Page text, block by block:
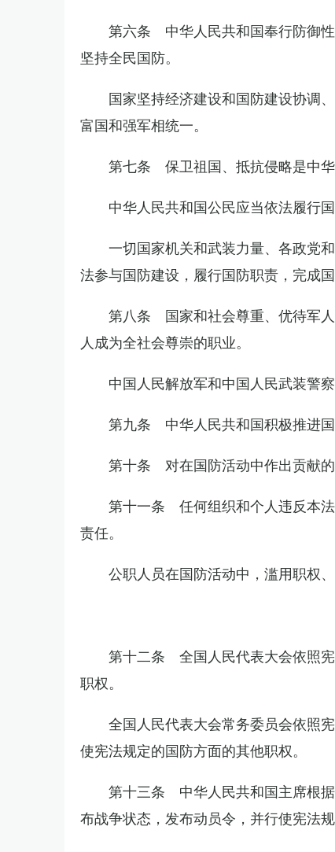
第六条 中华人民共和国奉行防御性
坚持全民国防。
国家坚持经济建设和国防建设协调
富国和强军相统一。
第七条 保卫祖国、抵抗侵略是中华
中华人民共和国公民应当依法履行国
一切国家机关和武装力量、各政党
法参与国防建设，履行国防职责，完成国
第八条 国家和社会尊重、优待军
人成为全社会尊崇的职业。
中国人民解放军和中国人民武装警
第九条 中华人民共和国积极推进国
第十条 对在国防活动中作出贡献的
第十一条 任何组织和个人违反本
责任。
公职人员在国防活动中，滥用职权
第十二条 全国人民代表大会依照
职权。
全国人民代表大会常务委员会依照
使宪法规定的国防方面的其他职权。
第十三条 中华人民共和国主席根
布战争状态，发布动员令，并行使宪法